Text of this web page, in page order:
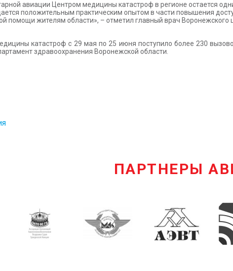
авиации Центром медицины катастроф в регионе остается
положительным практическим опытом в части повышения
помощи жителям области», – отметил главный врач
катастроф с 29 мая по 25 июня поступило более 230
здравоохранения Воронежской области.
ПАРТНЕРЫ